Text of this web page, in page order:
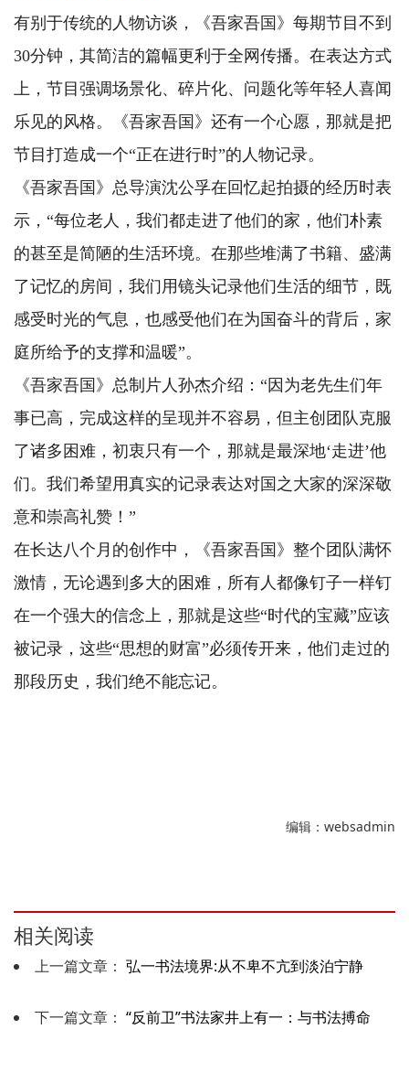
有别于传统的人物访谈，《吾家吾国》每期节目不到
30分钟，其简洁的篇幅更利于全网传播。在表达方式
上，节目强调场景化、碎片化、问题化等年轻人喜闻
乐见的风格。《吾家吾国》还有一个心愿，那就是把
节目打造成一个“正在进行时”的人物记录。
《吾家吾国》总导演沈公孚在回忆起拍摄的经历时表
示，“每位老人，我们都走进了他们的家，他们朴素
的甚至是简陋的生活环境。在那些堆满了书籍、盛满
了记忆的房间，我们用镜头记录他们生活的细节，既
感受时光的气息，也感受他们在为国奋斗的背后，家
庭所给予的支撑和温暖”。
《吾家吾国》总制片人孙杰介绍：“因为老先生们年
事已高，完成这样的呈现并不容易，但主创团队克服
了诸多困难，初衷只有一个，那就是最深地‘走进’他
们。我们希望用真实的记录表达对国之大家的深深敬
意和崇高礼赞！”
在长达八个月的创作中，《吾家吾国》整个团队满怀
激情，无论遇到多大的困难，所有人都像钉子一样钉
在一个强大的信念上，那就是这些“时代的宝藏”应该
被记录，这些“思想的财富”必须传开来，他们走过的
那段历史，我们绝不能忘记。
编辑：websadmin
相关阅读
上一篇文章： 弘一书法境界:从不卑不亢到淡泊宁静
下一篇文章： “反前卫”书法家井上有一：与书法搏命